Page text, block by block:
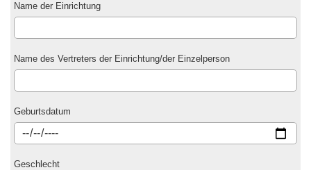
Name der Einrichtung
Name des Vertreters der Einrichtung/der Einzelperson
Geburtsdatum
Geschlecht